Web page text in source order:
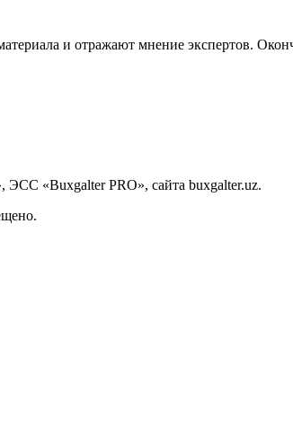
и отражают мнение экспертов.
ЭСС «Buxgalter PRO», сайта buxgalter.uz.